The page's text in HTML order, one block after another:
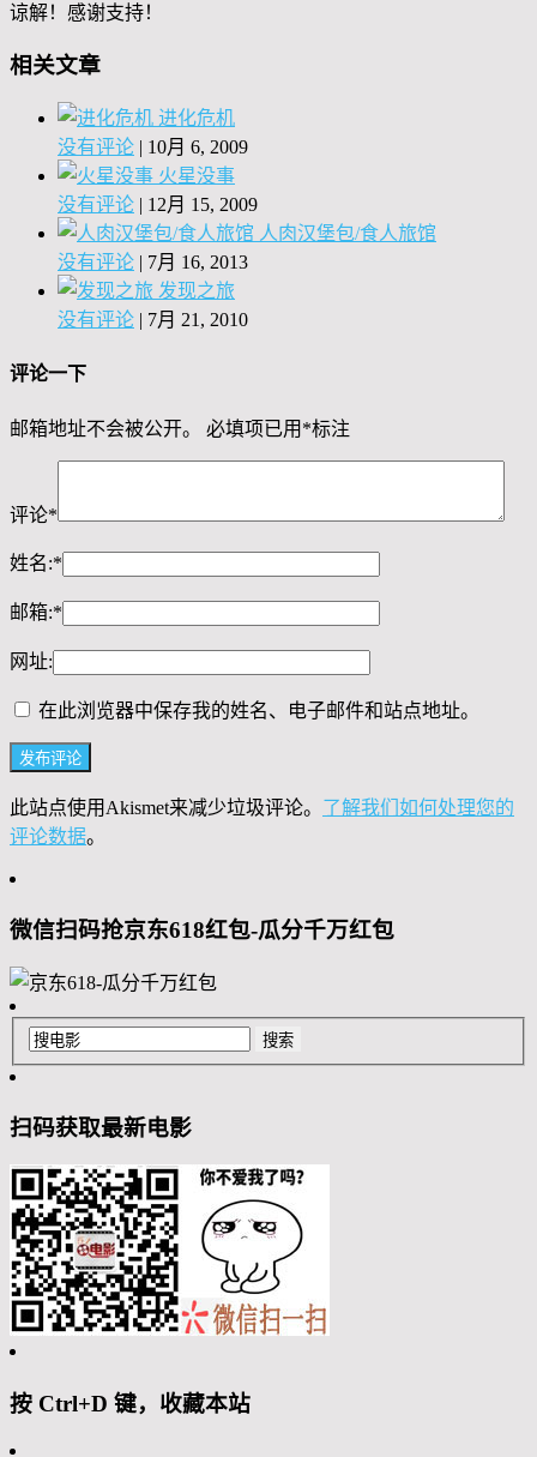
谅解！感谢支持！
相关文章
进化危机
没有评论 | 10月 6, 2009
火星没事
没有评论 | 12月 15, 2009
人肉汉堡包/食人旅馆
没有评论 | 7月 16, 2013
发现之旅
没有评论 | 7月 21, 2010
评论一下
邮箱地址不会被公开。 必填项已用 *标注
评论*
姓名:*
邮箱:*
网址:
在此浏览器中保存我的姓名、电子邮件和站点地址。
此站点使用Akismet来减少垃圾评论。 了解我们如何处理您的
评论数据。
微信扫码抢京东618红包-瓜分千万红包
扫码获取最新电影
按 Ctrl+D 键，收藏本站